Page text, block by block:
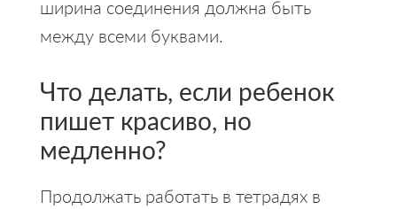
ширина соединения должна быть
между всеми буквами.
Что делать, если ребенок
пишет красиво, но
медленно?
Продолжать работать в тетрадях в